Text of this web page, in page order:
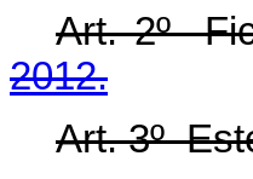
Art. 2º
2012.
Art. 3º